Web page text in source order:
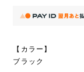
【カラー】
ブラック